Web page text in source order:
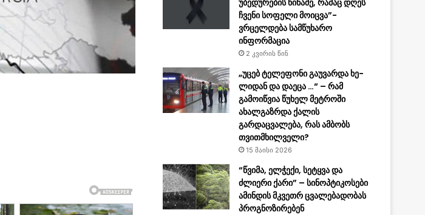
უბედურების წინაშე, რამაც დღეს
ჩვენი სოფელი მოიცვა”-
ვრცელდება სამწუხარო
ინფორმაცია
2 კვირის წინ
„უცებ ტე­ლე­ფო­ნი გა­უ­ვარ­და ხე­
ლი­დან და და­ე­ცა …“ – რამ
გამოიწვია წუხელ მეტროში
ახალგაზრდა ქალის
გარდაცვალება, რას ამბობს
თვითმხილველი?
15 მაისი 2026
“წვიმა, ელჭექი, სეტყვა და
ძლიერი ქარი” – სინოპტიკოსები
ამინდის მკვეთრ ცვალებადობას
პროგნოზირებენ